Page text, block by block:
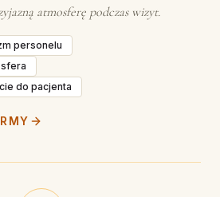
atmosferę podczas wizyt.
personelu
do pacjenta